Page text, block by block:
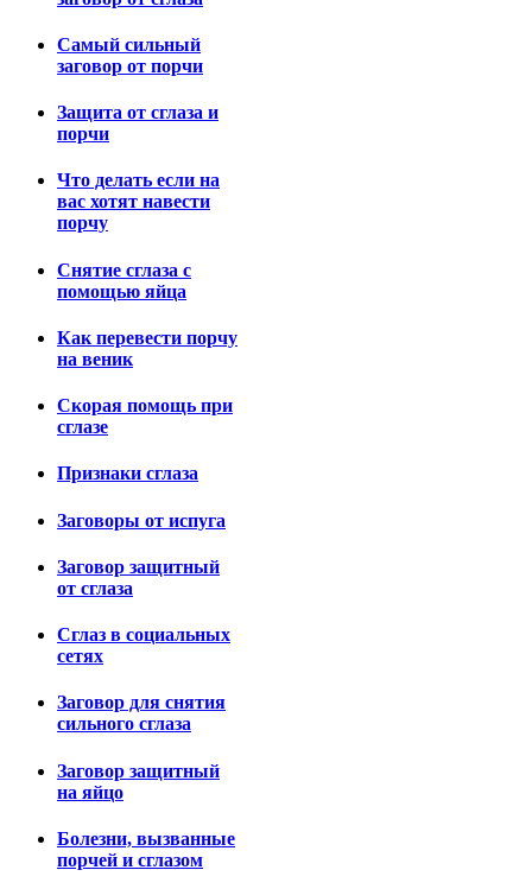
Самый сильный
заговор от порчи
Защита от сглаза и
порчи
Что делать если на
вас хотят навести
порчу
Снятие сглаза с
помощью яйца
Как перевести порчу
на веник
Скорая помощь при
сглазе
Признаки сглаза
Заговоры от испуга
Заговор защитный
от сглаза
Сглаз в социальных
сетях
Заговор для снятия
сильного сглаза
Заговор защитный
на яйцо
Болезни, вызванные
порчей и сглазом